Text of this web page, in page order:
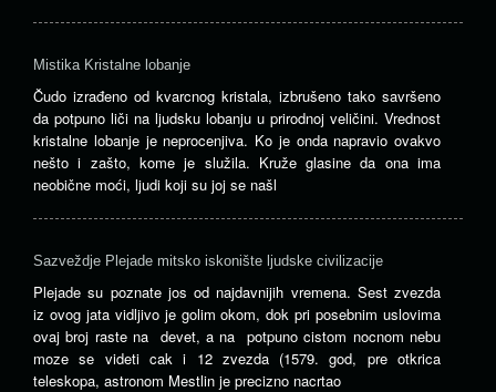
Mistika Kristalne lobanje
Čudo izrađeno od kvarcnog kristala, izbrušeno tako savršeno
da potpuno liči na ljudsku lobanju u prirodnoj veličini. Vrednost
kristalne lobanje je neprocenjiva. Ko je onda napravio ovakvo
nešto i zašto, kome je služila. Kruže glasine da ona ima
neobične moći, ljudi koji su joj se našl
Sazveždje Plejade mitsko iskonište ljudske civilizacije
Plejade su poznate jos od najdavnijih vremena. Sest zvezda
iz ovog jata vidljivo je golim okom, dok pri posebnim uslovima
ovaj broj raste na devet, a na potpuno cistom nocnom nebu
moze se videti cak i 12 zvezda (1579. god, pre otkrica
teleskopa, astronom Mestlin je precizno nacrtao